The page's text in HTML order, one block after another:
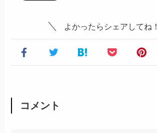
よかったらシェアしてね！
コメント